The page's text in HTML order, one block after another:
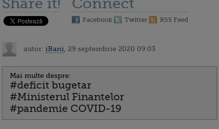
Share it! Connect
Facebook Twitter RSS Feed
autor: iBani , 29 septembrie 2020 09:03
Mai multe despre:
#deficit bugetar
#Ministerul Finantelor
#pandemie COVID-19